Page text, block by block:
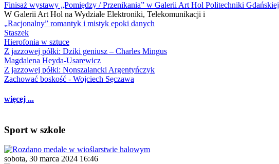
Finisaż wystawy „Pomiędzy / Przenikania” w Galerii Art Hol Politechniki Gdańskiej
W Galerii Art Hol na Wydziale Elektroniki, Telekomunikacji i
„Racjonalny” romantyk i mistyk epoki danych
Staszek
Hierofonia w sztuce
Z jazzowej półki: Dziki geniusz – Charles Mingus
Magdalena Heyda-Usarewicz
Z jazzowej półki: Nonszalancki Argentyńczyk
Zachować boskość - Wojciech Sęczawa
więcej ...
Sport w szkole
sobota, 30 marca 2024 16:46